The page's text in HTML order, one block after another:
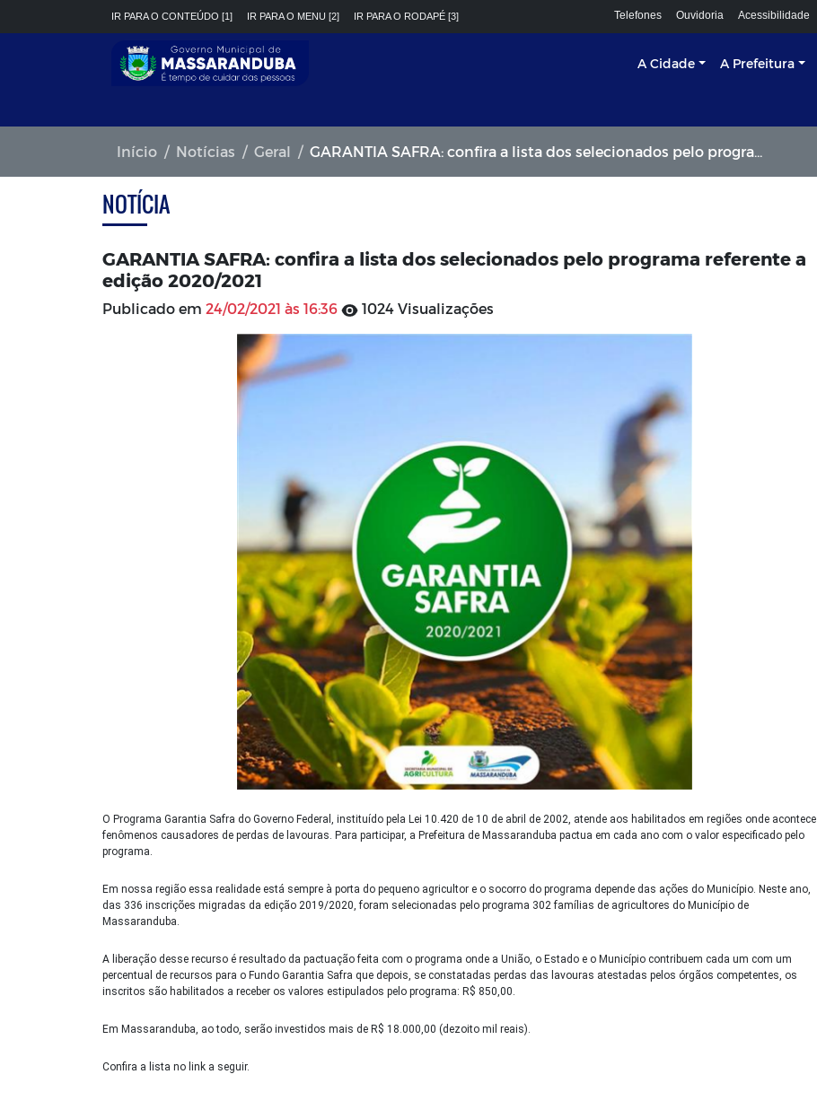
IR PARA O CONTEÚDO [1] IR PARA O MENU [2] IR PARA O RODAPÉ [3] Telefones Ouvidoria Acessibilidade
A Cidade A Prefeitura
Início Notícias Geral GARANTIA SAFRA: confira a lista dos selecionados pelo programa referente a edição 2020/2021
NOTÍCIA
GARANTIA SAFRA: confira a lista dos selecionados pelo programa referente a
edição 2020/2021
Publicado em 24/02/2021 às 16:36 1024 Visualizações
O Programa Garantia Safra do Governo Federal, instituído pela Lei 10.420 de 10 de abril de 2002, atende aos habilitados em regiões onde acontece
fenômenos causadores de perdas de lavouras. Para participar, a Prefeitura de Massaranduba pactua em cada ano com o valor especificado pelo
programa.
Em nossa região essa realidade está sempre à porta do pequeno agricultor e o socorro do programa depende das ações do Município. Neste ano,
das 336 inscrições migradas da edição 2019/2020, foram selecionadas pelo programa 302 famílias de agricultores do Município de
Massaranduba.
A liberação desse recurso é resultado da pactuação feita com o programa onde a União, o Estado e o Município contribuem cada um com um
percentual de recursos para o Fundo Garantia Safra que depois, se constatadas perdas das lavouras atestadas pelos órgãos competentes, os
inscritos são habilitados a receber os valores estipulados pelo programa: R$ 850,00.
Em Massaranduba, ao todo, serão investidos mais de R$ 18.000,00 (dezoito mil reais).
Confira a lista no link a seguir.